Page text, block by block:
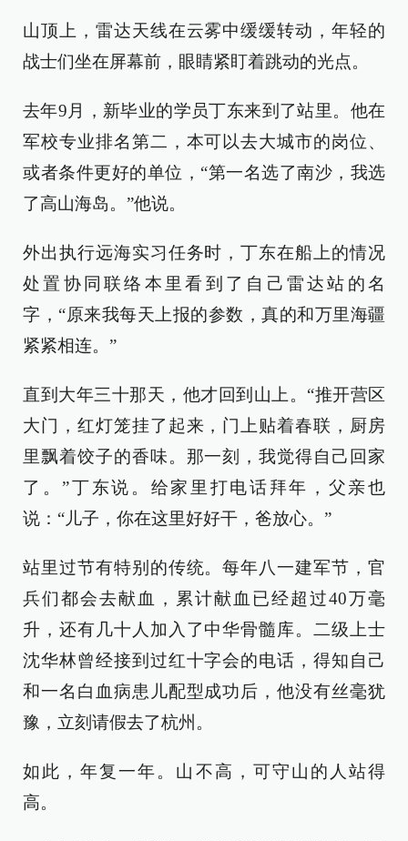
山顶上，雷达天线在云雾中缓缓转动，年轻的
战士们坐在屏幕前，眼睛紧盯着跳动的光点。
去年9月，新毕业的学员丁东来到了站里。他在
军校专业排名第二，本可以去大城市的岗位、
或者条件更好的单位，“第一名选了南沙，我选
了高山海岛。”他说。
外出执行远海实习任务时，丁东在船上的情况
处置协同联络本里看到了自己雷达站的名
字，“原来我每天上报的参数，真的和万里海疆
紧紧相连。”
直到大年三十那天，他才回到山上。“推开营区
大门，红灯笼挂了起来，门上贴着春联，厨房
里飘着饺子的香味。那一刻，我觉得自己回家
了。”丁东说。给家里打电话拜年，父亲也
说：“儿子，你在这里好好干，爸放心。”
站里过节有特别的传统。每年八一建军节，官
兵们都会去献血，累计献血已经超过40万毫
升，还有几十人加入了中华骨髓库。二级上士
沈华林曾经接到过红十字会的电话，得知自己
和一名白血病患儿配型成功后，他没有丝毫犹
豫，立刻请假去了杭州。
如此，年复一年。山不高，可守山的人站得
高。